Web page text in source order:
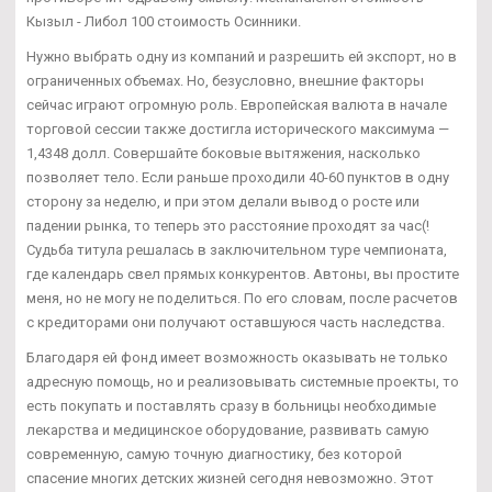
Кызыл - Либол 100 стоимость Осинники.
Нужно выбрать одну из компаний и разрешить ей экспорт, но в
ограниченных объемах. Но, безусловно, внешние факторы
сейчас играют огромную роль. Европейская валюта в начале
торговой сессии также достигла исторического максимума —
1,4348 долл. Совершайте боковые вытяжения, насколько
позволяет тело. Если раньше проходили 40-60 пунктов в одну
сторону за неделю, и при этом делали вывод о росте или
падении рынка, то теперь это расстояние проходят за час(!
Судьба титула решалась в заключительном туре чемпионата,
где календарь свел прямых конкурентов. Автоны, вы простите
меня, но не могу не поделиться. По его словам, после расчетов
с кредиторами они получают оставшуюся часть наследства.
Благодаря ей фонд имеет возможность оказывать не только
адресную помощь, но и реализовывать системные проекты, то
есть покупать и поставлять сразу в больницы необходимые
лекарства и медицинское оборудование, развивать самую
современную, самую точную диагностику, без которой
спасение многих детских жизней сегодня невозможно. Этот